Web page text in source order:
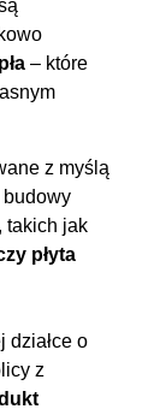
– które
z myślą
budowy
, takich jak
płyta
działce o
z